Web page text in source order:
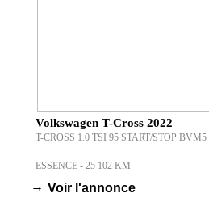
Volkswagen T-Cross 2022
T-CROSS 1.0 TSI 95 START/STOP BVM5
ESSENCE - 25 102 KM
→ Voir l'annonce